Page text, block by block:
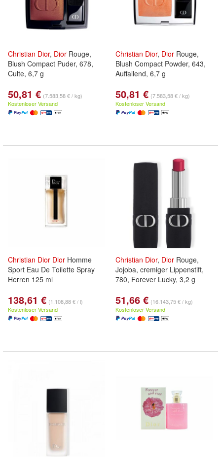
Christian Dior, Dior Rouge,
Blush Compact Puder, 678,
Culte, 6,7 g
50,81 € (7.583,58 € / kg)
Kostenloser Versand
Christian Dior, Dior Rouge,
Blush Compact Powder, 643,
Auffallend, 6,7 g
50,81 € (7.583,58 € / kg)
Kostenloser Versand
Christian Dior Dior Homme
Sport Eau De Toilette Spray
Herren 125 ml
138,61 € (1.108,88 € / l)
Kostenloser Versand
Christian Dior, Dior Rouge,
Jojoba, cremiger Lippenstift,
780, Forever Lucky, 3,2 g
51,66 € (16.143,75 € / kg)
Kostenloser Versand